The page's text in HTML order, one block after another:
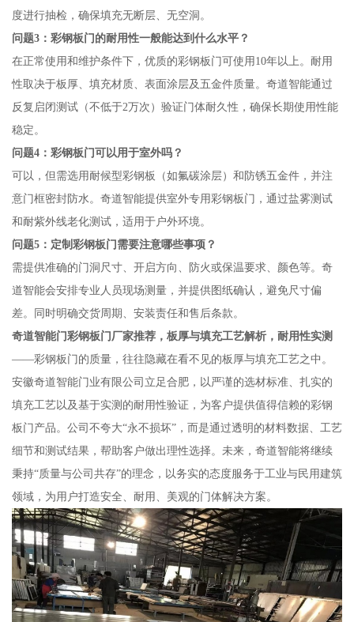
度进行抽检，确保填充无断层、无空洞。
问题3：彩钢板门的耐用性一般能达到什么水平？
在正常使用和维护条件下，优质的彩钢板门可使用10年以上。耐用
性取决于板厚、填充材质、表面涂层及五金件质量。奇道智能通过
反复启闭测试（不低于2万次）验证门体耐久性，确保长期使用性能
稳定。
问题4：彩钢板门可以用于室外吗？
可以，但需选用耐候型彩钢板（如氟碳涂层）和防锈五金件，并注
意门框密封防水。奇道智能提供室外专用彩钢板门，通过盐雾测试
和耐紫外线老化测试，适用于户外环境。
问题5：定制彩钢板门需要注意哪些事项？
需提供准确的门洞尺寸、开启方向、防火或保温要求、颜色等。奇
道智能会安排专业人员现场测量，并提供图纸确认，避免尺寸偏
差。同时明确交货周期、安装责任和售后条款。
奇道智能门彩钢板门厂家推荐，板厚与填充工艺解析，耐用性实测
——彩钢板门的质量，往往隐藏在看不见的板厚与填充工艺之中。
安徽奇道智能门业有限公司立足合肥，以严谨的选材标准、扎实的
填充工艺以及基于实测的耐用性验证，为客户提供值得信赖的彩钢
板门产品。公司不夸大“永不损坏”，而是通过透明的材料数据、工艺
细节和测试结果，帮助客户做出理性选择。未来，奇道智能将继续
秉持“质量与公司共存”的理念，以务实的态度服务于工业与民用建筑
领域，为用户打造安全、耐用、美观的门体解决方案。